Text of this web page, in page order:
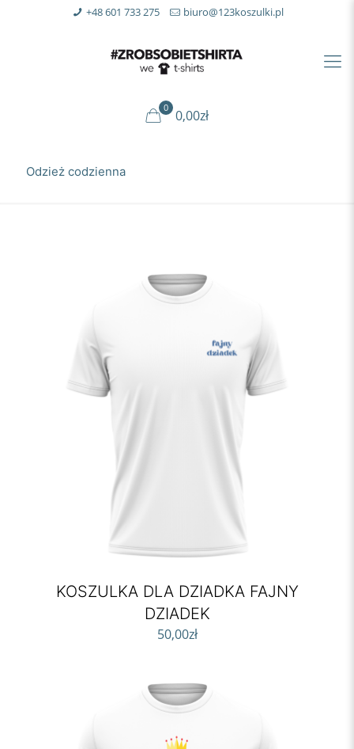
+48 601 733 275 biuro@123koszulki.pl
0 0,00zł
Odzież codzienna
KOSZULKA DLA DZIADKA FAJNY
DZIADEK
50,00zł